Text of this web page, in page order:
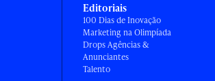
Editoriais
100 Dias de Inovação
Marketing na Olimpíada
Drops Agências &
Anunciantes
Talento